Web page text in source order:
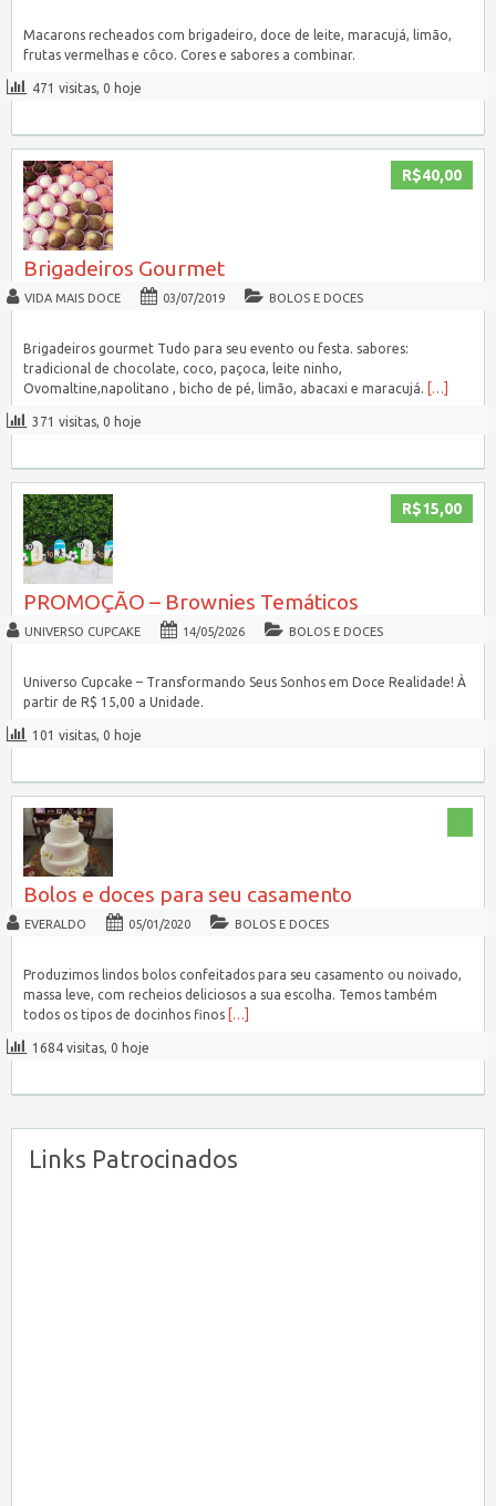
Macarons recheados com brigadeiro, doce de leite, maracujá, limão,
frutas vermelhas e côco. Cores e sabores a combinar.
471 visitas, 0 hoje
R$40,00
Brigadeiros Gourmet
VIDA MAIS DOCE 03/07/2019 BOLOS E DOCES
Brigadeiros gourmet Tudo para seu evento ou festa. sabores:
tradicional de chocolate, coco, paçoca, leite ninho,
Ovomaltine,napolitano , bicho de pé, limão, abacaxi e maracujá.
[…]
371 visitas, 0 hoje
R$15,00
PROMOÇÃO – Brownies Temáticos
UNIVERSO CUPCAKE 14/05/2026 BOLOS E DOCES
Universo Cupcake – Transformando Seus Sonhos em Doce Realidade! À
partir de R$ 15,00 a Unidade.
101 visitas, 0 hoje
Bolos e doces para seu casamento
EVERALDO 05/01/2020 BOLOS E DOCES
Produzimos lindos bolos confeitados para seu casamento ou noivado,
massa leve, com recheios deliciosos a sua escolha. Temos também
todos os tipos de docinhos finos […]
1684 visitas, 0 hoje
Links Patrocinados